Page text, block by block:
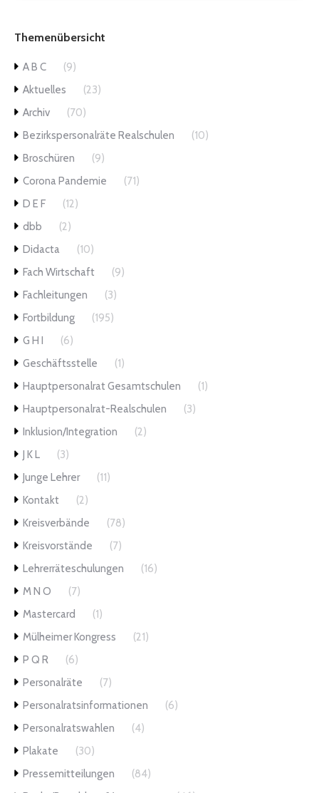
Themenübersicht
A B C
(9)
Aktuelles
(23)
Archiv
(70)
Bezirkspersonalräte Realschulen
(10)
Broschüren
(9)
Corona Pandemie
(71)
D E F
(12)
dbb
(2)
Didacta
(10)
Fach Wirtschaft
(9)
Fachleitungen
(3)
Fortbildung
(195)
G H I
(6)
Geschäftsstelle
(1)
Hauptpersonalrat Gesamtschulen
(1)
Hauptpersonalrat-Realschulen
(3)
Inklusion/Integration
(2)
J K L
(3)
Junge Lehrer
(11)
Kontakt
(2)
Kreisverbände
(78)
Kreisvorstände
(7)
Lehrerräteschulungen
(16)
M N O
(7)
Mastercard
(1)
Mülheimer Kongress
(21)
P Q R
(6)
Personalräte
(7)
Personalratsinformationen
(6)
Personalratswahlen
(4)
Plakate
(30)
Pressemitteilungen
(84)